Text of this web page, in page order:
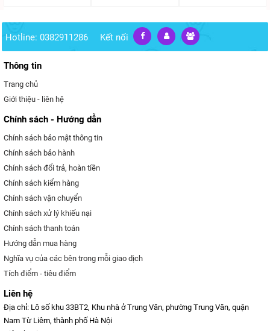
Hotline: 0382911286 Kết nối
Thông tin
Trang chủ
Giới thiệu - liên hệ
Chính sách - Hướng dẫn
Chính sách bảo mật thông tin
Chính sách bảo hành
Chính sách đổi trả, hoàn tiền
Chính sách kiểm hàng
Chính sách vận chuyển
Chính sách xử lý khiếu nại
Chính sách thanh toán
Hướng dẫn mua hàng
Nghĩa vụ của các bên trong mỗi giao dịch
Tích điểm - tiêu điểm
Liên hệ
Địa chỉ: Lô số khu 33BT2, Khu nhà ở Trung Văn, phường Trung Văn, quận
Nam Từ Liêm, thành phố Hà Nội